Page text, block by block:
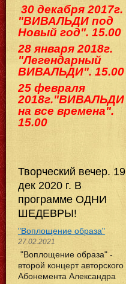
30 декабря 2017г.
"ВИВАЛЬДИ под
Новый год". 15.00
28 января 2018г.
"Легендарный
ВИВАЛЬДИ". 15.00
25 февраля
2018г."ВИВАЛЬДИ
на все времена".
15.00
Творческий вечер. 19
дек 2020 г. В
программе ОДНИ
ШЕДЕВРЫ!
"Воплощение образа"
27.02.2021
"Воплощение образа" -
второй концерт авторского
Абонемента Александра